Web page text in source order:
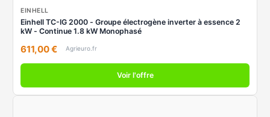
EINHELL
Einhell TC-IG 2000 - Groupe électrogène inverter à essence 2
kW - Continue 1.8 kW Monophasé
611,00 € Agrieuro.fr
Voir l'offre